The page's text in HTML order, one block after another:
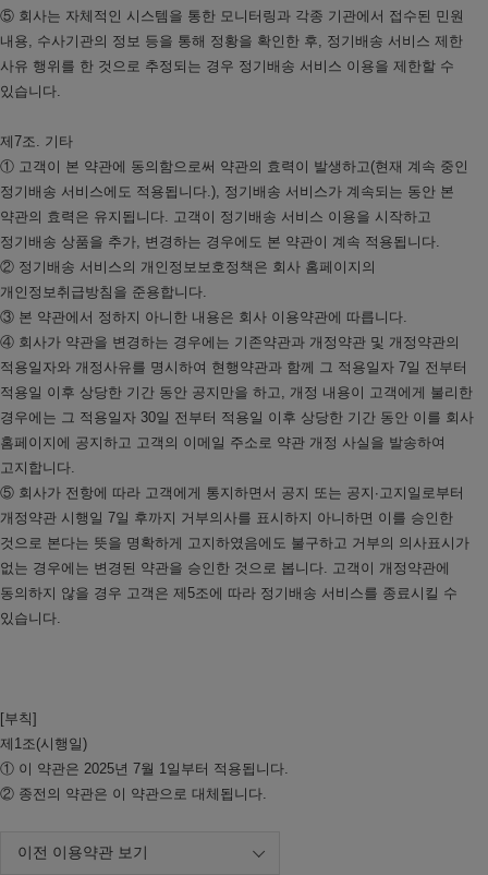
⑤ 회사는 자체적인 시스템을 통한 모니터링과 각종 기관에서 접수된 민원
내용, 수사기관의 정보 등을 통해 정황을 확인한 후, 정기배송 서비스 제한
사유 행위를 한 것으로 추정되는 경우 정기배송 서비스 이용을 제한할 수
있습니다.
제7조. 기타
① 고객이 본 약관에 동의함으로써 약관의 효력이 발생하고(현재 계속 중인
정기배송 서비스에도 적용됩니다.), 정기배송 서비스가 계속되는 동안 본
약관의 효력은 유지됩니다. 고객이 정기배송 서비스 이용을 시작하고
정기배송 상품을 추가, 변경하는 경우에도 본 약관이 계속 적용됩니다.
② 정기배송 서비스의 개인정보보호정책은 회사 홈페이지의
개인정보취급방침을 준용합니다.
③ 본 약관에서 정하지 아니한 내용은 회사 이용약관에 따릅니다.
④ 회사가 약관을 변경하는 경우에는 기존약관과 개정약관 및 개정약관의
적용일자와 개정사유를 명시하여 현행약관과 함께 그 적용일자 7일 전부터
적용일 이후 상당한 기간 동안 공지만을 하고, 개정 내용이 고객에게 불리한
경우에는 그 적용일자 30일 전부터 적용일 이후 상당한 기간 동안 이를 회사
홈페이지에 공지하고 고객의 이메일 주소로 약관 개정 사실을 발송하여
고지합니다.
⑤ 회사가 전항에 따라 고객에게 통지하면서 공지 또는 공지∙고지일로부터
개정약관 시행일 7일 후까지 거부의사를 표시하지 아니하면 이를 승인한
것으로 본다는 뜻을 명확하게 고지하였음에도 불구하고 거부의 의사표시가
없는 경우에는 변경된 약관을 승인한 것으로 봅니다. 고객이 개정약관에
동의하지 않을 경우 고객은 제5조에 따라 정기배송 서비스를 종료시킬 수
있습니다.
[부칙]
제1조(시행일)
① 이 약관은 2025년 7월 1일부터 적용됩니다.
② 종전의 약관은 이 약관으로 대체됩니다.
이전 이용약관 보기